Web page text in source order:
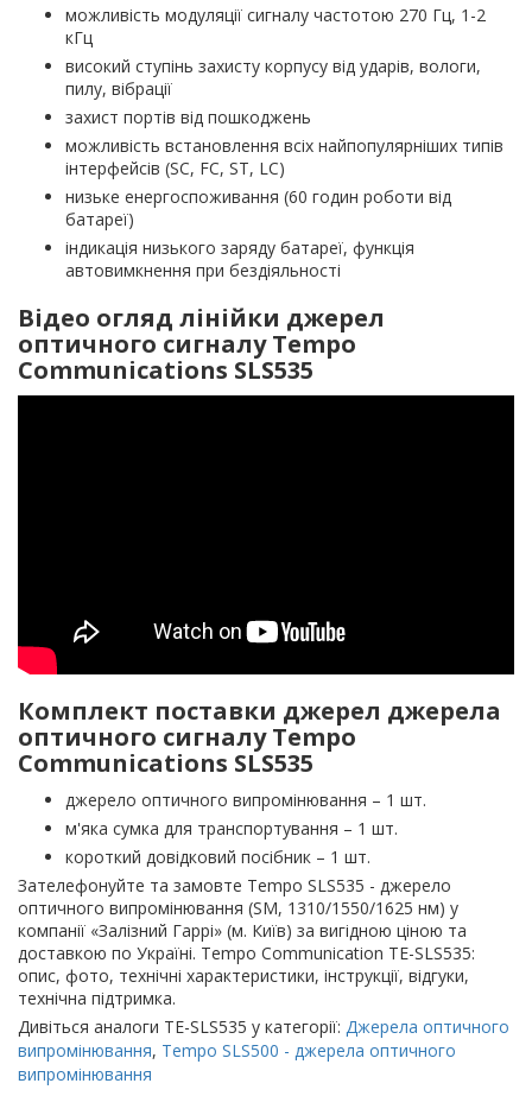
можливість модуляції сигналу частотою 270 Гц, 1-2
кГц
високий ступінь захисту корпусу від ударів, вологи,
пилу, вібрації
захист портів від пошкоджень
можливість встановлення всіх найпопулярніших типів
інтерфейсів (SC, FC, ST, LC)
низьке енергоспоживання (60 годин роботи від
батареї)
індикація низького заряду батареї, функція
автовимкнення при бездіяльності
Відео огляд лінійки джерел
оптичного сигналу Tempo
Communications SLS535
Комплект поставки джерел джерела
оптичного сигналу Tempo
Communications SLS535
джерело оптичного випромінювання – 1 шт.
м'яка сумка для транспортування – 1 шт.
короткий довідковий посібник – 1 шт.
Зателефонуйте та замовте Tempo SLS535 - джерело
оптичного випромінювання (SM, 1310/1550/1625 нм) у
компанії «Залізний Гаррі» (м. Київ) за вигідною ціною та
доставкою по Україні. Tempo Communication TE-SLS535:
опис, фото, технічні характеристики, інструкції, відгуки,
технічна підтримка.
Дивіться аналоги TE-SLS535 у категорії: Джерела оптичного
випромінювання, Tempo SLS500 - джерела оптичного
випромінювання